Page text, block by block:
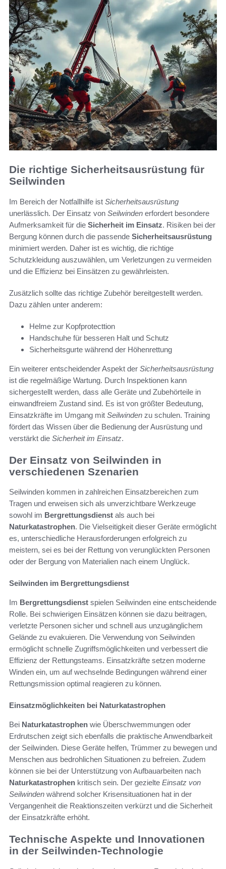
Die richtige Sicherheitsausrüstung für
Seilwinden
Im Bereich der Notfallhilfe ist Sicherheitsausrüstung
unerlässlich. Der Einsatz von Seilwinden erfordert besondere
Aufmerksamkeit für die Sicherheit im Einsatz. Risiken bei der
Bergung können durch die passende Sicherheitsausrüstung
minimiert werden. Daher ist es wichtig, die richtige
Schutzkleidung auszuwählen, um Verletzungen zu vermeiden
und die Effizienz bei Einsätzen zu gewährleisten.
Zusätzlich sollte das richtige Zubehör bereitgestellt werden.
Dazu zählen unter anderem:
Helme zur Kopfprotecttion
Handschuhe für besseren Halt und Schutz
Sicherheitsgurte während der Höhenrettung
Ein weiterer entscheidender Aspekt der Sicherheitsausrüstung
ist die regelmäßige Wartung. Durch Inspektionen kann
sichergestellt werden, dass alle Geräte und Zubehörteile in
einwandfreiem Zustand sind. Es ist von größter Bedeutung,
Einsatzkräfte im Umgang mit Seilwinden zu schulen. Training
fördert das Wissen über die Bedienung der Ausrüstung und
verstärkt die Sicherheit im Einsatz.
Der Einsatz von Seilwinden in
verschiedenen Szenarien
Seilwinden kommen in zahlreichen Einsatzbereichen zum
Tragen und erweisen sich als unverzichtbare Werkzeuge
sowohl im Bergrettungsdienst als auch bei
Naturkatastrophen. Die Vielseitigkeit dieser Geräte ermöglicht
es, unterschiedliche Herausforderungen erfolgreich zu
meistern, sei es bei der Rettung von verunglückten Personen
oder der Bergung von Materialien nach einem Unglück.
Seilwinden im Bergrettungsdienst
Im Bergrettungsdienst spielen Seilwinden eine entscheidende
Rolle. Bei schwierigen Einsätzen können sie dazu beitragen,
verletzte Personen sicher und schnell aus unzugänglichem
Gelände zu evakuieren. Die Verwendung von Seilwinden
ermöglicht schnelle Zugriffsmöglichkeiten und verbessert die
Effizienz der Rettungsteams. Einsatzkräfte setzen moderne
Winden ein, um auf wechselnde Bedingungen während einer
Rettungsmission optimal reagieren zu können.
Einsatzmöglichkeiten bei Naturkatastrophen
Bei Naturkatastrophen wie Überschwemmungen oder
Erdrutschen zeigt sich ebenfalls die praktische Anwendbarkeit
der Seilwinden. Diese Geräte helfen, Trümmer zu bewegen und
Menschen aus bedrohlichen Situationen zu befreien. Zudem
können sie bei der Unterstützung von Aufbauarbeiten nach
Naturkatastrophen kritisch sein. Der gezielte Einsatz von
Seilwinden während solcher Krisensituationen hat in der
Vergangenheit die Reaktionszeiten verkürzt und die Sicherheit
der Einsatzkräfte erhöht.
Technische Aspekte und Innovationen
in der Seilwinden-Technologie